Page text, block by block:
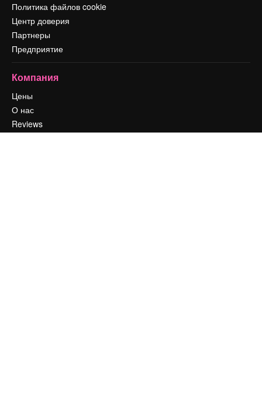
Политика файлов cookie
Центр доверия
Партнеры
Предприятие
Компания
Цены
О нас
Reviews